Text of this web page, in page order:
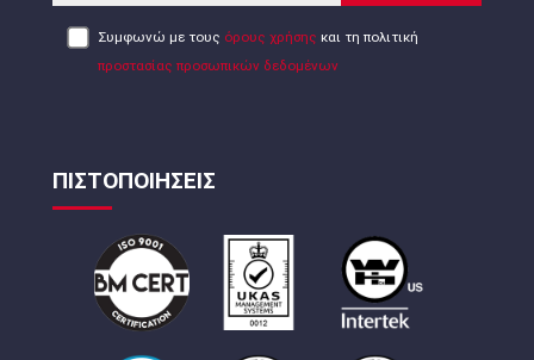
Συμφωνώ με τους όρους χρήσης και τη πολιτική
προστασίας προσωπικών δεδομένων
ΠΙΣΤΟΠΟΙΗΣΕΙΣ